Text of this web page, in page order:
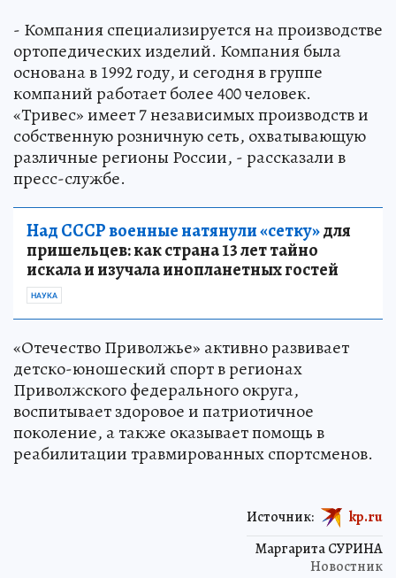
- Компания специализируется на производстве
ортопедических изделий. Компания была
основана в 1992 году, и сегодня в группе
компаний работает более 400 человек.
«Тривес» имеет 7 независимых производств и
собственную розничную сеть, охватывающую
различные регионы России, - рассказали в
пресс-службе.
Над СССР военные натянули «сетку»для
пришельцев: как страна 13 лет тайно
искала и изучала инопланетных гостей
НАУКА
«Отечество Приволжье» активно развивает
детско-юношеский спорт в регионах
Приволжского федерального округа,
воспитывает здоровое и патриотичное
поколение, а также оказывает помощь в
реабилитации травмированных спортсменов.
Маргарита СУРИНА
Новостник
Источник: kp.ru